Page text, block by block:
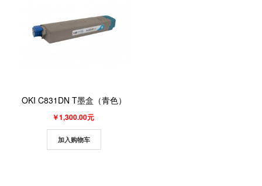
OKI C831DN T墨盒（青色）
￥1,300.00元
加入购物车